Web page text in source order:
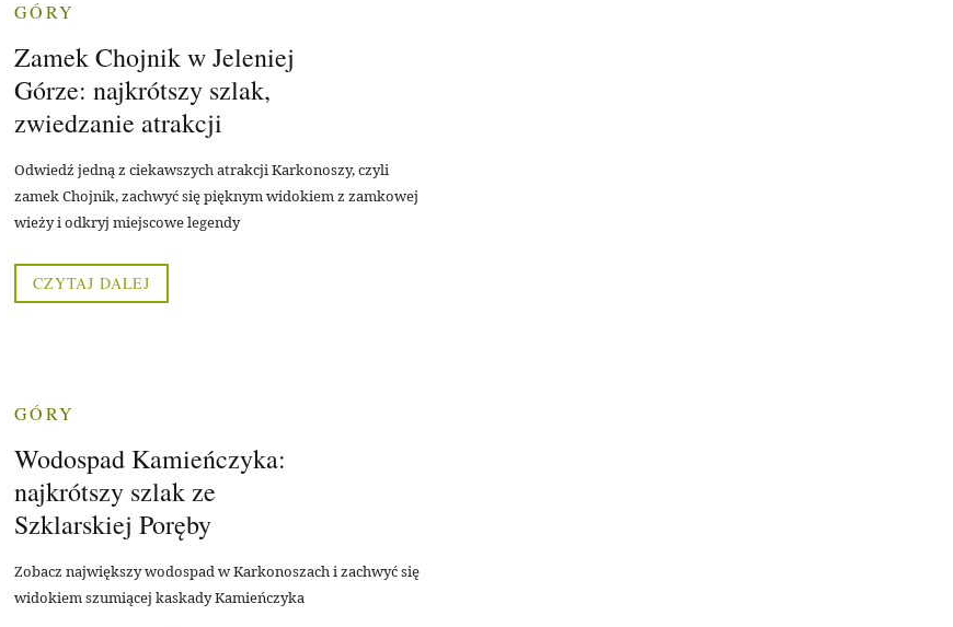
GÓRY
Zamek Chojnik w Jeleniej
Górze: najkrótszy szlak,
zwiedzanie atrakcji
Odwiedź jedną z ciekawszych atrakcji Karkonoszy, czyli
zamek Chojnik, zachwyć się pięknym widokiem z zamkowej
wieży i odkryj miejscowe legendy
CZYTAJ DALEJ
GÓRY
Wodospad Kamieńczyka:
najkrótszy szlak ze
Szklarskiej Poręby
Zobacz największy wodospad w Karkonoszach i zachwyć się
widokiem szumiącej kaskady Kamieńczyka